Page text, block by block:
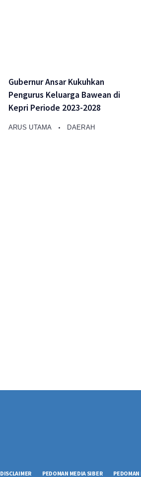
Gubernur Ansar Kukuhkan
Pengurus Keluarga Bawean di
Kepri Periode 2023-2028
ARUS UTAMA DAERAH
DISCLAIMER PEDOMAN MEDIA SIBER PEDOMAN